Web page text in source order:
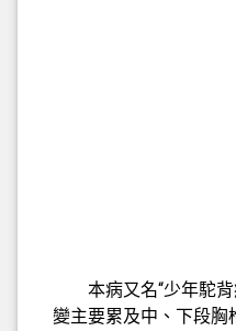
本病又名“少年駝背
變主要累及中、下段胸